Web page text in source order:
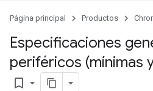
Página principal Productos
Especificaciones
periféricos (mínimas
bookmark_border